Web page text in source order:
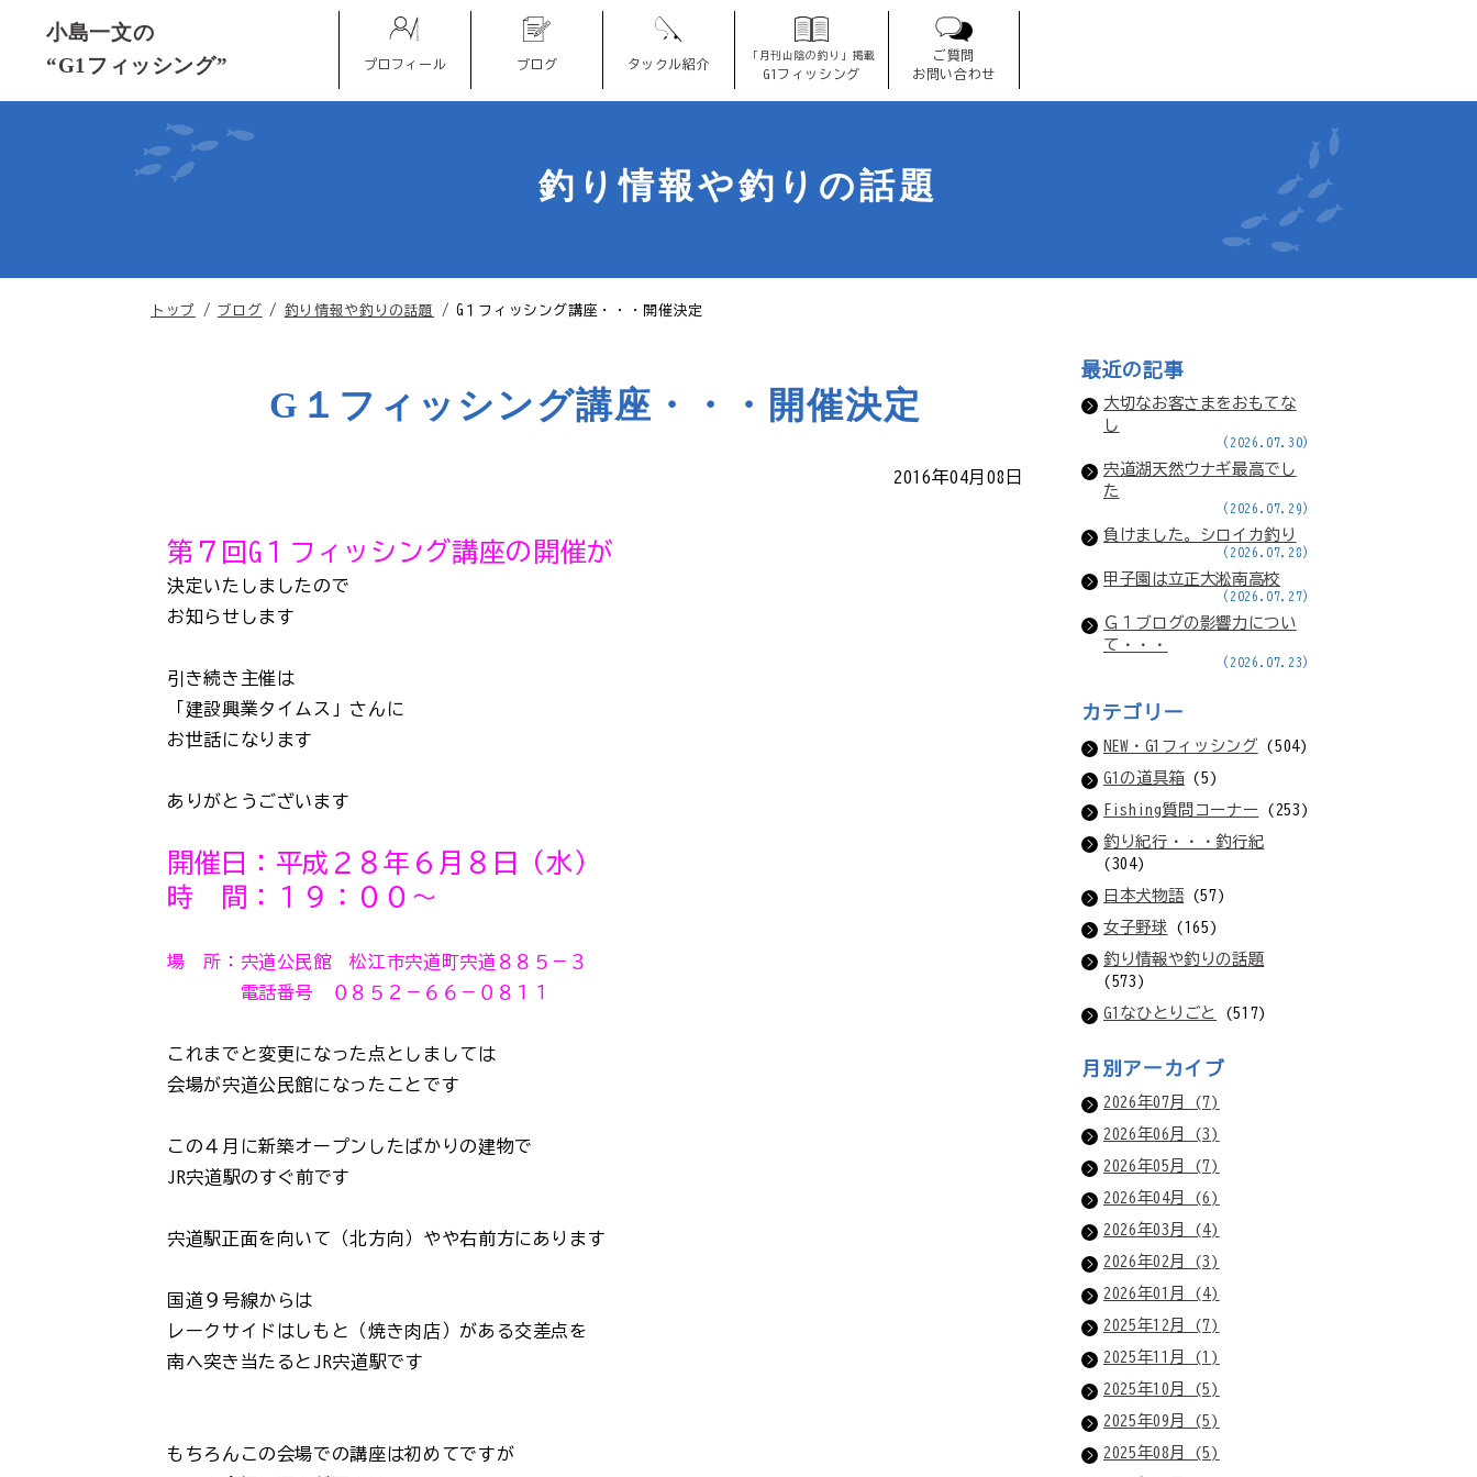
小島一文の
“G1フィッシング”
プロフィール ブログ タックル紹介
「月刊山陰の釣り」掲載
G1フィッシング
ご質問
お問い合わせ
釣り情報や釣りの話題
現
トップ / ブログ / 釣り情報や釣りの話題 /G１フィッシング講座・・・開催決定
G１フィッシング講座・・・開催決定
2016年04月08日
第７回G１フィッシング講座の開催が
決定いたしましたので
お知らせします
引き続き主催は
「建設興業タイムス」さんに
お世話になります
ありがとうございます
開催日：平成２８年６月８日（水）
時 間：１９：００～
場 所：宍道公民館 松江市宍道町宍道８８５－３
電話番号 ０８５２－６６－０８１１
これまでと変更になった点としましては
会場が宍道公民館になったことです
この４月に新築オープンしたばかりの建物で
JR宍道駅のすぐ前です
宍道駅正面を向いて（北方向）やや右前方にあります
国道９号線からは
レークサイドはしもと（焼き肉店）がある交差点を
南へ突き当たるとJR宍道駅です
もちろんこの会場での講座は初めてですが
最近の記事
大切なお客さまをおもてな
し
(2026.07.30)
宍道湖天然ウナギ最高でし
た
(2026.07.29)
負けました。シロイカ釣り
(2026.07.28)
甲子園は立正大淞南高校
(2026.07.27)
Ｇ１ブログの影響力につい
て・・・
(2026.07.23)
カテゴリー
NEW・G1フィッシング(504)
G1の道具箱(5)
Fishing質問コーナー (253)
釣り紀行・・・釣行紀
(304)
日本犬物語(57)
女子野球 (165)
釣り情報や釣りの話題
(573)
G1なひとりごと
(517)
月別アーカイブ
2026年07月 (7)
2026年06月 (3)
2026年05月 (7)
2026年04月 (6)
2026年03月 (4)
2026年02月 (3)
2026年01月 (4)
2025年12月 (7)
2025年11月 (1)
2025年10月 (5)
2025年09月 (5)
2025年08月 (5)